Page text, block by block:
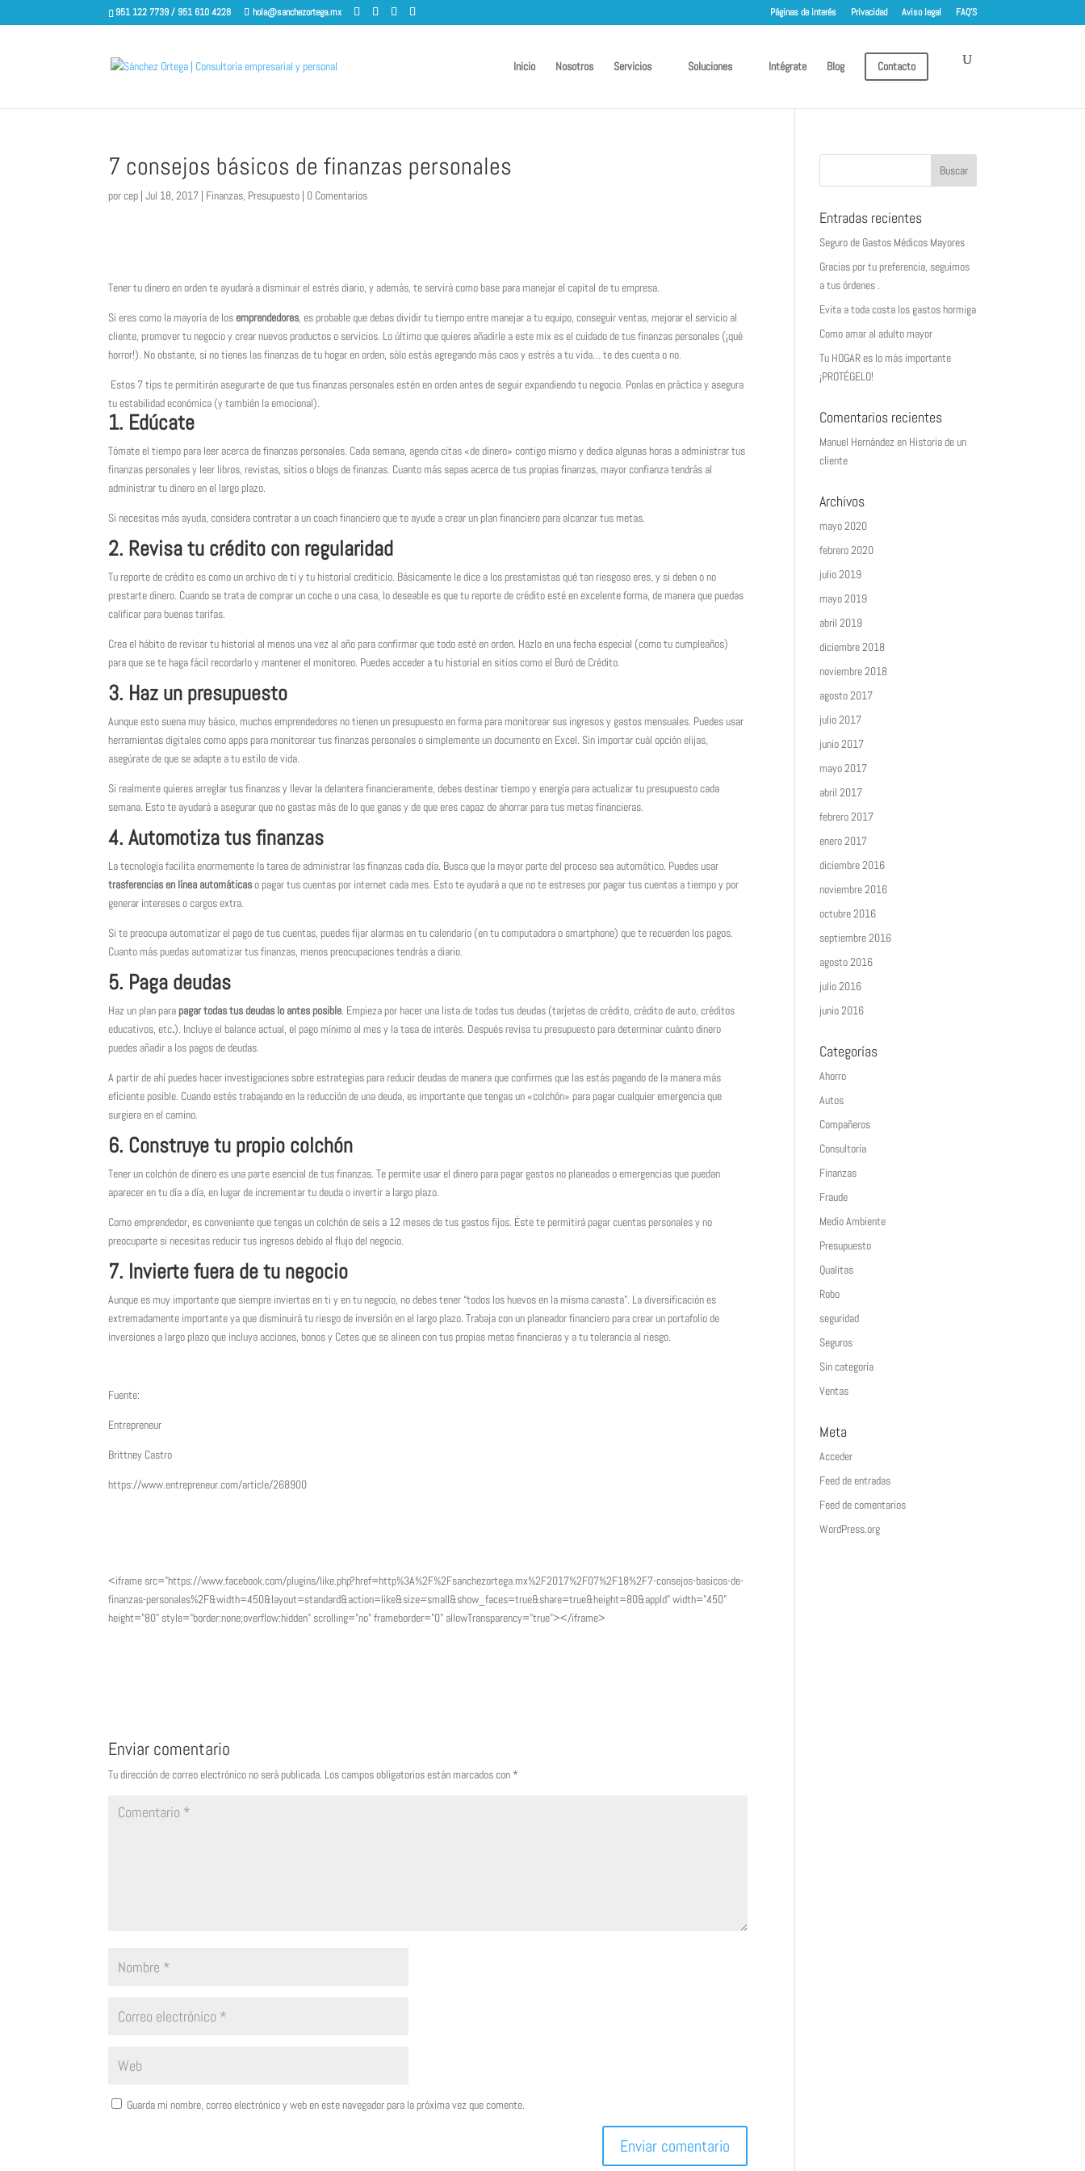
951 122 7739 / 951 610 4228 hola@sanchezortega.mx Páginas de interés Privacidad Aviso legal FAQ’S
Inicio Nosotros Servicios Soluciones Intégrate Blog Contacto
7 consejos básicos de finanzas personales
porcep |Jul 18, 2017 | Finanzas, Presupuesto | 0 Comentarios
Tener tu dinero en orden te ayudará a disminuir el estrés diario, y además, te servirá como base para manejar el capital de tu empresa.
Si eres como la mayoría de losemprendedores, es probable que debas dividir tu tiempo entre manejar a tu equipo, conseguir ventas, mejorar el servicio al
cliente, promover tu negocio y crear nuevos productos o servicios. Lo último que quieres añadirle a este mix es el cuidado de tus finanzas personales (¡qué
horror!). No obstante, si no tienes las finanzas de tu hogar en orden, sólo estás agregando más caos y estrés a tu vida… te des cuenta o no.
Estos 7 tips te permitirán asegurarte de que tus finanzas personales estén en orden antes de seguir expandiendo tu negocio. Ponlas en práctica y asegura
tu estabilidad económica (y también la emocional).
1. Edúcate
Tómate el tiempo para leer acerca de finanzas personales. Cada semana, agenda citas «de dinero» contigo mismo y dedica algunas horas a administrar tus
finanzas personales y leer libros, revistas, sitios o blogs de finanzas. Cuanto más sepas acerca de tus propias finanzas, mayor confianza tendrás al
administrar tu dinero en el largo plazo.
Si necesitas más ayuda, considera contratar a un coach financiero que te ayude a crear un plan financiero para alcanzar tus metas.
2. Revisa tu crédito con regularidad
Tu reporte de crédito es como un archivo de ti y tu historial crediticio. Básicamente le dice a los prestamistas qué tan riesgoso eres, y si deben o no
prestarte dinero. Cuando se trata de comprar un coche o una casa, lo deseable es que tu reporte de crédito esté en excelente forma, de manera que puedas
calificar para buenas tarifas.
Crea el hábito de revisar tu historial al menos una vez al año para confirmar que todo esté en orden. Hazlo en una fecha especial (como tu cumpleaños)
para que se te haga fácil recordarlo y mantener el monitoreo. Puedes acceder a tu historial en sitios como el Buró de Crédito.
3. Haz un presupuesto
Aunque esto suena muy básico, muchos emprendedores no tienen un presupuesto en forma para monitorear sus ingresos y gastos mensuales. Puedes usar
herramientas digitales como apps para monitorear tus finanzas personales o simplemente un documento en Excel. Sin importar cuál opción elijas,
asegúrate de que se adapte a tu estilo de vida.
Si realmente quieres arreglar tus finanzas y llevar la delantera financieramente, debes destinar tiempo y energía para actualizar tu presupuesto cada
semana. Esto te ayudará a asegurar que no gastas más de lo que ganas y de que eres capaz de ahorrar para tus metas financieras.
4. Automotiza tus finanzas
La tecnología facilita enormemente la tarea de administrar las finanzas cada día. Busca que la mayor parte del proceso sea automático. Puedes usar
trasferencias en línea automáticaso pagar tus cuentas por internet cada mes. Esto te ayudará a que no te estreses por pagar tus cuentas a tiempo y por
generar intereses o cargos extra.
Si te preocupa automatizar el pago de tus cuentas, puedes fijar alarmas en tu calendario (en tu computadora o smartphone) que te recuerden los pagos.
Cuanto más puedas automatizar tus finanzas, menos preocupaciones tendrás a diario.
5. Paga deudas
Haz un plan parapagar todas tus deudas lo antes posible. Empieza por hacer una lista de todas tus deudas (tarjetas de crédito, crédito de auto, créditos
educativos, etc.). Incluye el balance actual, el pago mínimo al mes y la tasa de interés. Después revisa tu presupuesto para determinar cuánto dinero
puedes añadir a los pagos de deudas.
A partir de ahí puedes hacer investigaciones sobre estrategias para reducir deudas de manera que confirmes que las estás pagando de la manera más
eficiente posible. Cuando estés trabajando en la reducción de una deuda, es importante que tengas un «colchón» para pagar cualquier emergencia que
surgiera en el camino.
6. Construye tu propio colchón
Tener un colchón de dinero es una parte esencial de tus finanzas. Te permite usar el dinero para pagar gastos no planeados o emergencias que puedan
aparecer en tu día a día, en lugar de incrementar tu deuda o invertir a largo plazo.
Como emprendedor, es conveniente que tengas un colchón de seis a 12 meses de tus gastos fijos. Éste te permitirá pagar cuentas personales y no
preocuparte si necesitas reducir tus ingresos debido al flujo del negocio.
7. Invierte fuera de tu negocio
Aunque es muy importante que siempre inviertas en ti y en tu negocio, no debes tener “todos los huevos en la misma canasta”. La diversificación es
extremadamente importante ya que disminuirá tu riesgo de inversión en el largo plazo. Trabaja con un planeador financiero para crear un portafolio de
inversiones a largo plazo que incluya acciones, bonos y Cetes que se alineen con tus propias metas financieras y a tu tolerancia al riesgo.
Fuente:
Entrepreneur
Brittney Castro
https://www.entrepreneur.com/article/268900
<iframe src="https://www.facebook.com/plugins/like.php?href=http%3A%2F%2Fsanchezortega.mx%2F2017%2F07%2F18%2F7-consejos-basicos-de-
finanzas-personales%2F&width=450&layout=standard&action=like&size=small&show_faces=true&share=true&height=80&appId" width="450"
height="80" style="border:none;overflow:hidden" scrolling="no" frameborder="0" allowTransparency="true"></iframe>
Enviar comentario
Tu dirección de correo electrónico no será publicada. Los campos obligatorios están marcados con *
Guarda mi nombre, correo electrónico y web en este navegador para la próxima vez que comente.
Entradas recientes
Seguro de Gastos Médicos Mayores
Gracias por tu preferencia, seguimos
a tus órdenes .
Evita a toda costa los gastos hormiga
Como amar al adulto mayor
Tu HOGAR es lo más importante
¡PROTÉGELO!
Comentarios recientes
Manuel Hernándezen Historia de un
cliente
Archivos
mayo 2020
febrero 2020
julio 2019
mayo 2019
abril 2019
diciembre 2018
noviembre 2018
agosto 2017
julio 2017
junio 2017
mayo 2017
abril 2017
febrero 2017
enero 2017
diciembre 2016
noviembre 2016
octubre 2016
septiembre 2016
agosto 2016
julio 2016
junio 2016
Categorías
Ahorro
Autos
Compañeros
Consultoría
Finanzas
Fraude
Medio Ambiente
Presupuesto
Qualitas
Robo
seguridad
Seguros
Sin categoría
Ventas
Meta
Acceder
Feed de entradas
Feed de comentarios
WordPress.org